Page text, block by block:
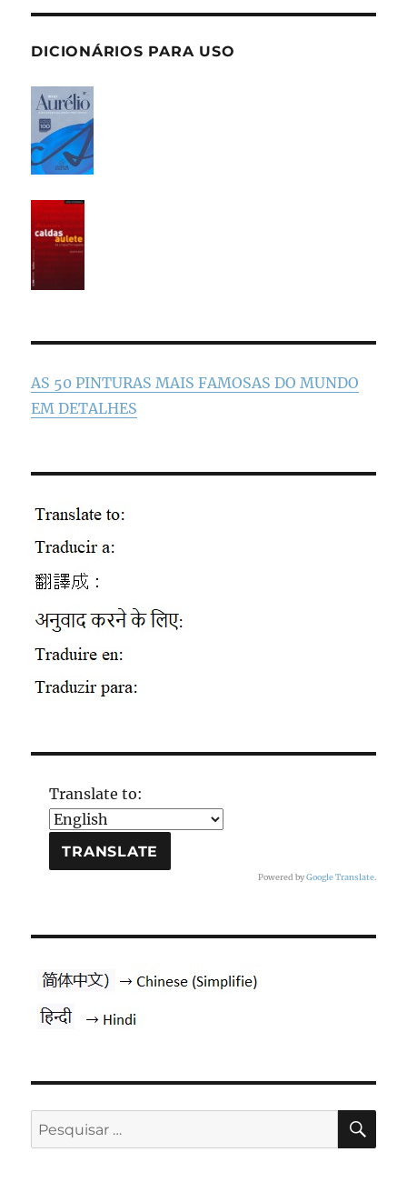
DICIONÁRIOS PARA USO
AS 50 PINTURAS MAIS FAMOSAS DO MUNDO
EM DETALHES
Translate to:
Powered byGoogle Translate.
Pesquisar
por: